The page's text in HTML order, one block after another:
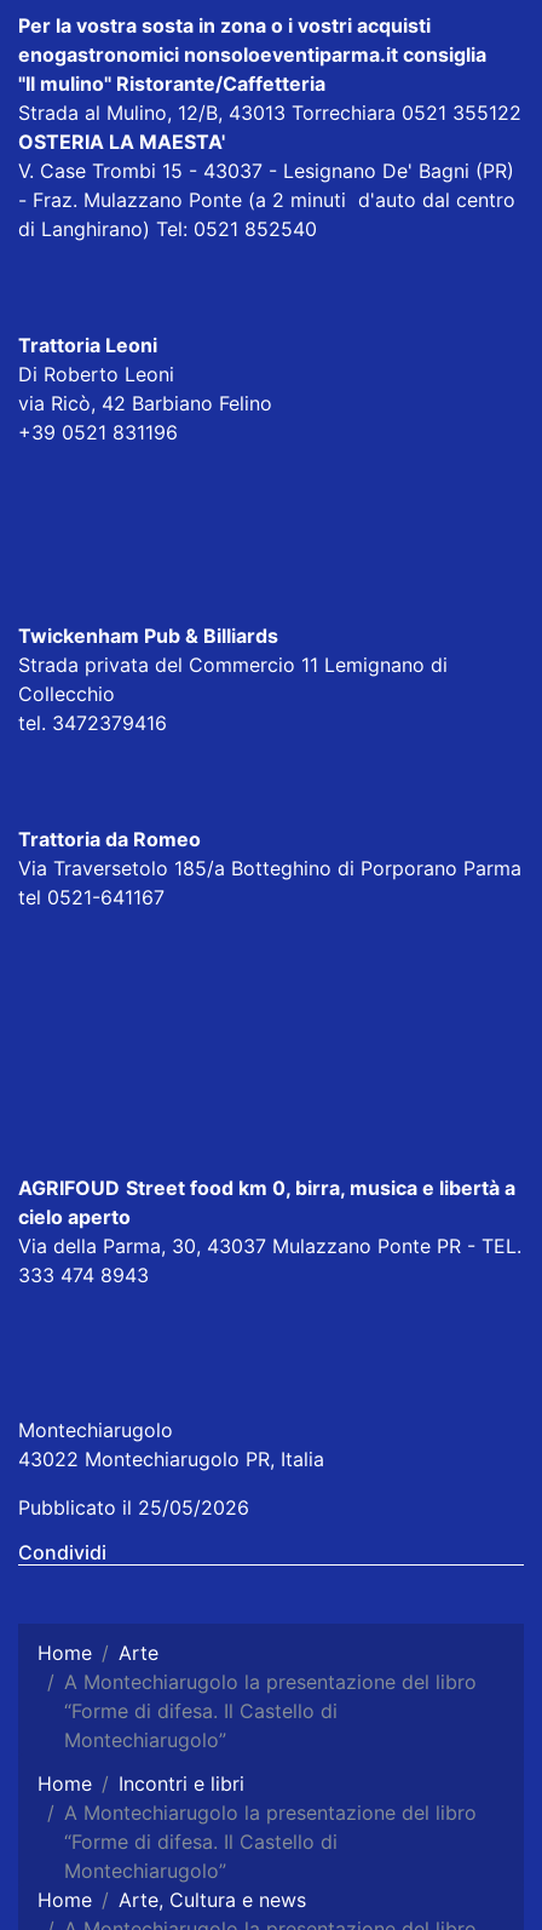
Per la vostra sosta in zona o i vostri acquisti
enogastronomici nonsoloeventiparma.it consiglia
"Il mulino" Ristorante/Caffetteria
Strada al Mulino, 12/B, 43013 Torrechiara 0521 355122
OSTERIA LA MAESTA'
V. Case Trombi 15 - 43037 - Lesignano De' Bagni (PR)
- Fraz. Mulazzano Ponte (a 2 minuti d'auto dal centro
di Langhirano) Tel: 0521 852540
Trattoria Leoni
Di Roberto Leoni
via Ricò, 42 Barbiano Felino
+39 0521 831196
Twickenham Pub & Billiards
Strada privata del Commercio 11 Lemignano di
Collecchio
tel. 3472379416
Trattoria da Romeo
Via Traversetolo 185/a Botteghino di Porporano Parma
tel 0521-641167
AGRIFOUD Street food km 0, birra, musica e libertà a
cielo aperto
Via della Parma, 30, 43037 Mulazzano Ponte PR - TEL.
333 474 8943
Montechiarugolo
43022 Montechiarugolo PR, Italia
Pubblicato il 25/05/2026
Condividi
Home
Arte
A Montechiarugolo la presentazione del libro
“Forme di difesa. Il Castello di
Montechiarugolo”
Home
Incontri e libri
A Montechiarugolo la presentazione del libro
“Forme di difesa. Il Castello di
Montechiarugolo”
Home
Arte, Cultura e news